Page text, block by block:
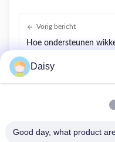
Vorig bericht
Hoe ondersteunen
hernieuwbare energie?
Hoe veranderen
Daisy
Good day, what product